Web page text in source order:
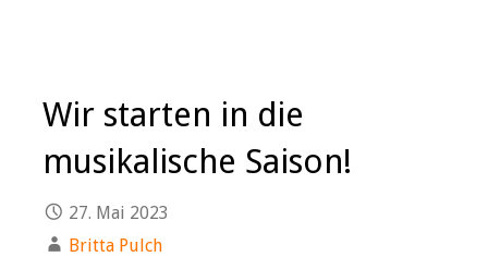
Wir starten in die
musikalische Saison!
27. Mai 2023
Britta Pulch